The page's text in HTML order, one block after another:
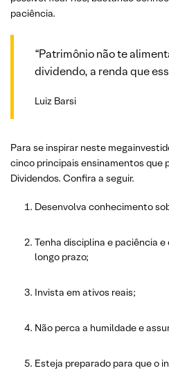
paciência.
“Patrimônio não te
dividendo, a renda que
Luiz Barsi
Para se inspirar neste
cinco principais ensinamentos que
Dividendos. Confira a seguir.
Desenvolva conhecimento
Tenha disciplina e paciência
longo prazo;
Invista em ativos reais;
Não perca a humildade e
Esteja preparado para que o